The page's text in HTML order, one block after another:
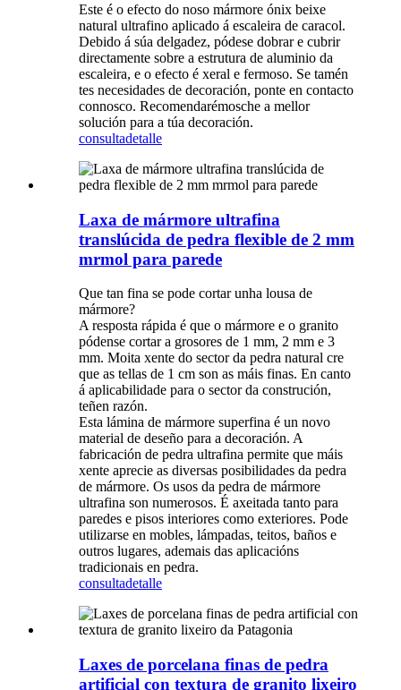
Este é o efecto do noso mármore ónix beixe
natural ultrafino aplicado á escaleira de caracol.
Debido á súa delgadez, pódese dobrar e cubrir
directamente sobre a estrutura de aluminio da
escaleira, e o efecto é xeral e fermoso. Se tamén
tes necesidades de decoración, ponte en contacto
connosco. Recomendarémosche a mellor
solución para a túa decoración.
consultadetalle
Laxa de mármore ultrafina
translúcida de pedra flexible de 2 mm
mrmol para parede
Que tan fina se pode cortar unha lousa de
mármore?
A resposta rápida é que o mármore e o granito
pódense cortar a grosores de 1 mm, 2 mm e 3
mm. Moita xente do sector da pedra natural cre
que as tellas de 1 cm son as máis finas. En canto
á aplicabilidade para o sector da construción,
teñen razón.
Esta lámina de mármore superfina é un novo
material de deseño para a decoración. A
fabricación de pedra ultrafina permite que máis
xente aprecie as diversas posibilidades da pedra
de mármore. Os usos da pedra de mármore
ultrafina son numerosos. É axeitada tanto para
paredes e pisos interiores como exteriores. Pode
utilizarse en mobles, lámpadas, teitos, baños e
outros lugares, ademais das aplicacións
tradicionais en pedra.
consultadetalle
Laxes de porcelana finas de pedra
artificial con textura de granito lixeiro